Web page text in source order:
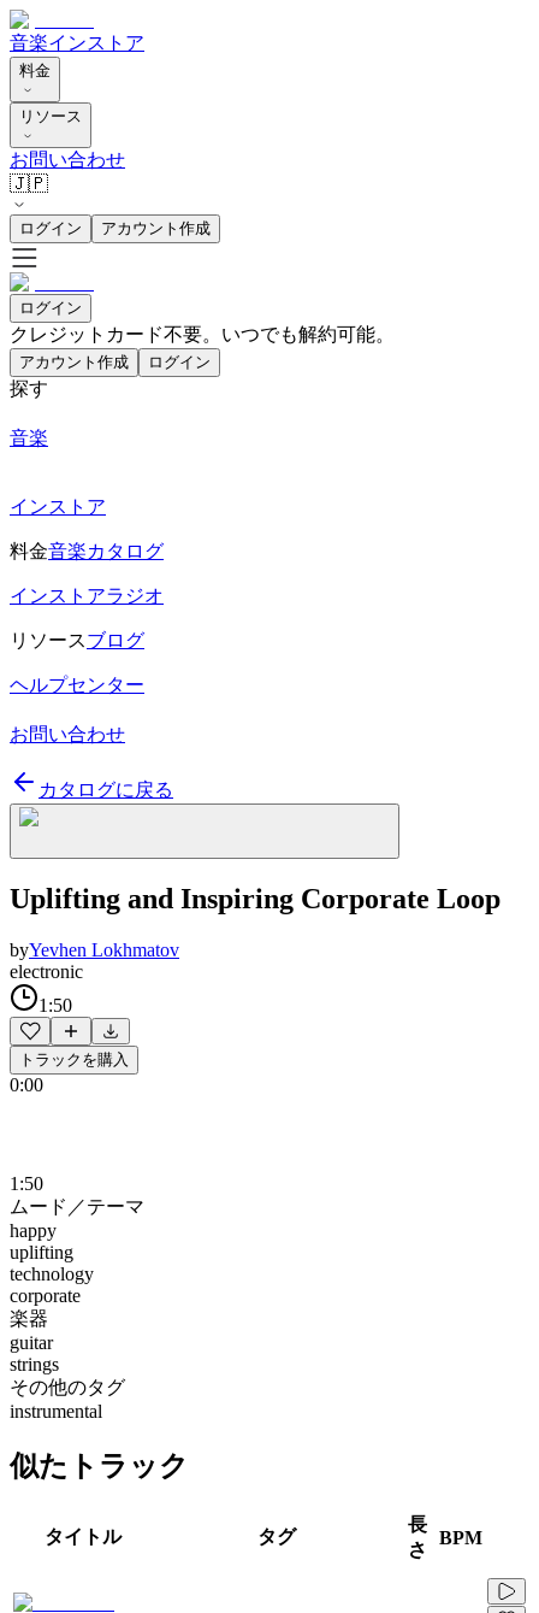
音楽インストア
料金
リソース
お問い合わせ
🇯🇵
ログイン アカウント作成
ログイン
クレジットカード不要。いつでも解約可能。
アカウント作成 ログイン
探す
音楽
インストア
料金音楽カタログ
インストアラジオ
リソースブログ
ヘルプセンター
お問い合わせ
カタログに戻る
Uplifting and Inspiring Corporate Loop
byYevhen Lokhmatov
electronic
1:50
トラックを購入
0:00
1:50
ムード／テーマ
happy
uplifting
technology
corporate
楽器
guitar
strings
その他のタグ
instrumental
似たトラック
タイトル タグ
長
さ
BPM